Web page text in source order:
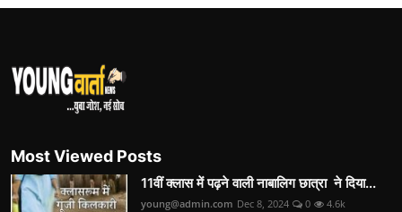
Most Viewed Posts
11वीं क्लास में पढ़ने वाली नाबालिग छात्रा ने दिया...
young@admin.com Dec 8, 2024 0 4.6k